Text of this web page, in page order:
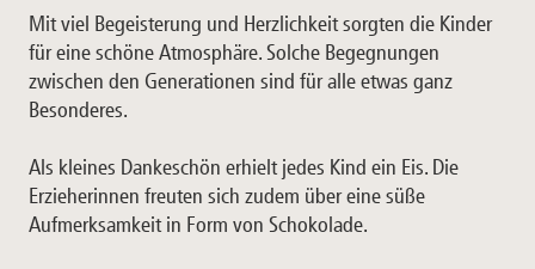
Mit viel Begeisterung und Herzlichkeit sorgten die Kinder
für eine schöne Atmosphäre. Solche Begegnungen
zwischen den Generationen sind für alle etwas ganz
Besonderes.
Als kleines Dankeschön erhielt jedes Kind ein Eis. Die
Erzieherinnen freuten sich zudem über eine süße
Aufmerksamkeit in Form von Schokolade.